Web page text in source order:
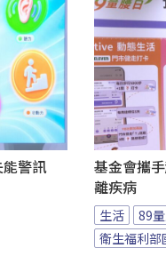
能警訊
基金會攜
離疾病
生活 89
衛生福利部